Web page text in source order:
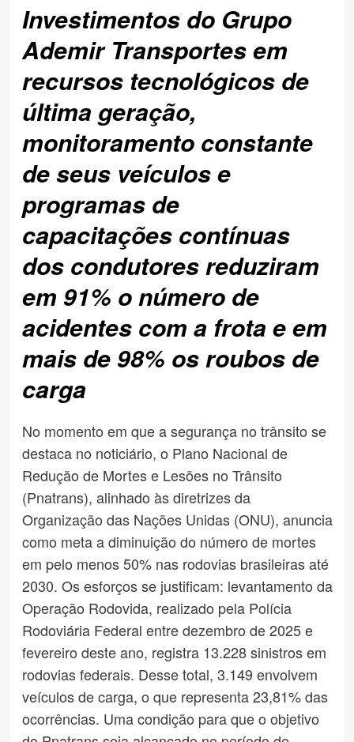
Investimentos do Grupo
Ademir Transportes em
recursos tecnológicos de
última geração,
monitoramento constante
de seus veículos e
programas de
capacitações contínuas
dos condutores reduziram
em 91% o número de
acidentes com a frota e em
mais de 98% os roubos de
carga
No momento em que a segurança no trânsito se
destaca no noticiário, o Plano Nacional de
Redução de Mortes e Lesões no Trânsito
(Pnatrans), alinhado às diretrizes da
Organização das Nações Unidas (ONU), anuncia
como meta a diminuição do número de mortes
em pelo menos 50% nas rodovias brasileiras até
2030. Os esforços se justificam: levantamento da
Operação Rodovida, realizado pela Polícia
Rodoviária Federal entre dezembro de 2025 e
fevereiro deste ano, registra 13.228 sinistros em
rodovias federais. Desse total, 3.149 envolvem
veículos de carga, o que representa 23,81% das
ocorrências. Uma condição para que o objetivo